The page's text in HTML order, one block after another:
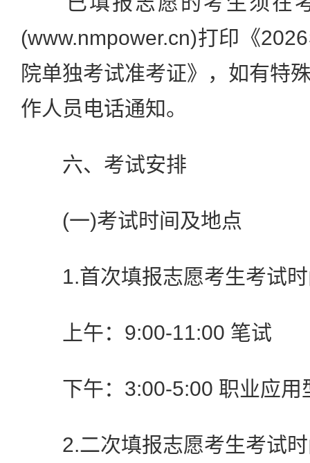
(www.nmpower.cn)打印《
院单独考试准考证》，如有特
作人员电话通知。
六、考试安排
(一)考试时间及地点
1.首次填报志愿考生考试时
上午：9:00-11:00 笔试
下午：3:00-5:00 职业应用
2.二次填报志愿考生考试时